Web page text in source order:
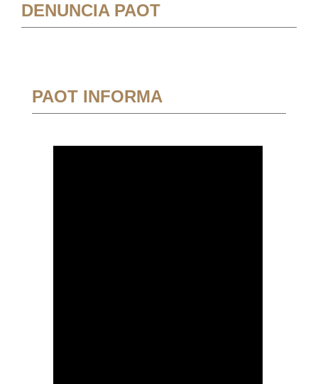
DENUNCIA PAOT
PAOT INFORMA